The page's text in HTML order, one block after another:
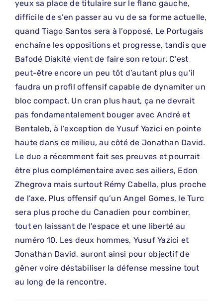
yeux sa place de titulaire sur le flanc gauche,
difficile de s’en passer au vu de sa forme actuelle,
quand Tiago Santos sera à l’opposé. Le Portugais
enchaîne les oppositions et progresse, tandis que
Bafodé Diakité vient de faire son retour. C’est
peut-être encore un peu tôt d’autant plus qu’il
faudra un profil offensif capable de dynamiter un
bloc compact. Un cran plus haut, ça ne devrait
pas fondamentalement bouger avec André et
Bentaleb, à l’exception de Yusuf Yazici en pointe
haute dans ce milieu, au côté de Jonathan David.
Le duo a récemment fait ses preuves et pourrait
être plus complémentaire avec ses ailiers, Edon
Zhegrova mais surtout Rémy Cabella, plus proche
de l’axe. Plus offensif qu’un Angel Gomes, le Turc
sera plus proche du Canadien pour combiner,
tout en laissant de l’espace et une liberté au
numéro 10. Les deux hommes, Yusuf Yazici et
Jonathan David, auront ainsi pour objectif de
gêner voire déstabiliser la défense messine tout
au long de la rencontre.